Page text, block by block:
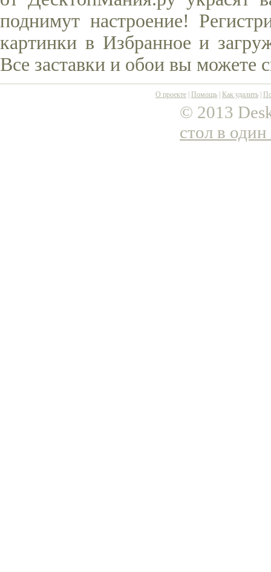
поднимут настроение!
картинки в Избранное и
Все заставки и обои вы можете
О проекте Помощь Как удалить
© 2013
стол в